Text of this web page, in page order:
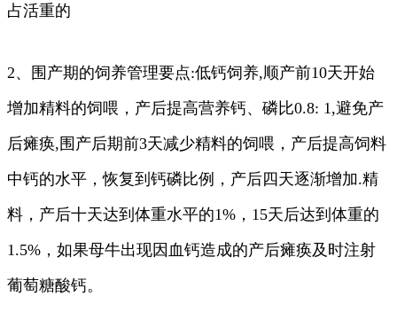
占活重的
2、围产期的饲养管理要点:低钙饲养,顺产前10天开始
增加精料的饲喂，产后提高营养钙、磷比0.8: 1,避免产
后瘫痪,围产后期前3天减少精料的饲喂，产后提高饲料
中钙的水平，恢复到钙磷比例，产后四天逐渐增加.精
料，产后十天达到体重水平的1%，15天后达到体重的
1.5%，如果母牛出现因血钙造成的产后瘫痪及时注射
葡萄糖酸钙。